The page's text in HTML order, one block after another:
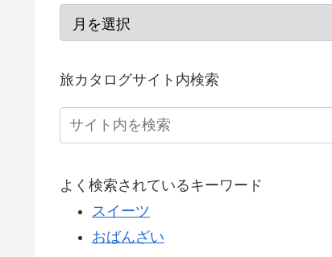
旅カタログサイト内検索
よく検索されているキーワード
スイーツ
おばんざい